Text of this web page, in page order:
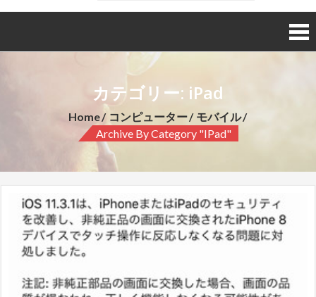
カテゴリー: iPad
Home コンピューター
モバイル
Archive By Category "iPad"